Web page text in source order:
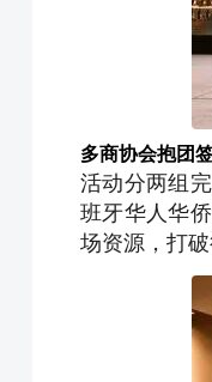
多商协会抱团
活动分两组
班牙华人华
场资源，打